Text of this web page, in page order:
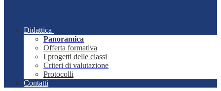
Didattica
Panoramica
Offerta formativa
I progetti delle classi
Criteri di valutazione
Protocolli
Contatti